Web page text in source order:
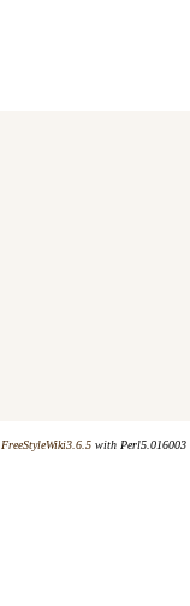
FreeStyleWiki3.6.5 with Perl5.016003